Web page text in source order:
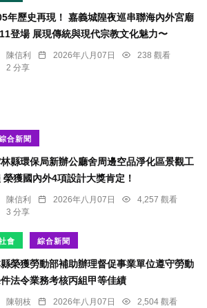
年歷史再現！ 嘉義城隍夜巡串聯海內外宮廟
登場 展現傳統與現代宗教文化魅力〜
陳信利 2026年八月07日
238 觀看
2 分享
合新聞
縣環保局新辦公廳舍周邊空品淨化區景觀工
榮獲國內外4項設計大獎肯定！
陳信利 2026年八月07日
4,257 觀看
3 分享
會 綜合新聞
榮獲勞動部補助辦理督促事業單位遵守勞動
法令業務考核丙組甲等佳績
陳朝枝 2026年八月07日
2,504 觀看